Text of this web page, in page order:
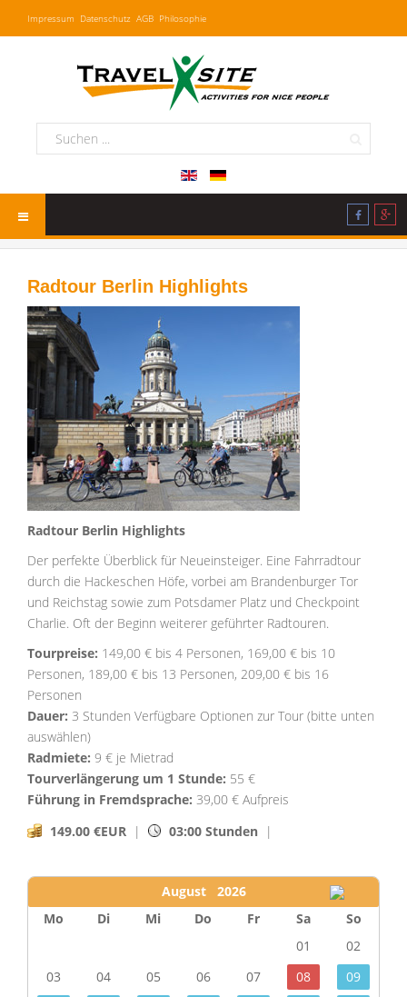
Impressum Datenschutz AGB Philosophie
Radtour Berlin Highlights
Radtour Berlin Highlights
Der perfekte Überblick für Neueinsteiger. Eine Fahrradtour
durch die Hackeschen Höfe, vorbei am Brandenburger Tor
und Reichstag sowie zum Potsdamer Platz und Checkpoint
Charlie. Oft der Beginn weiterer geführter Radtouren.
Tourpreise: 149,00 € bis 4 Personen, 169,00 € bis 10
Personen, 189,00 € bis 13 Personen, 209,00 € bis 16
Personen
Dauer: 3 Stunden Verfügbare Optionen zur Tour (bitte unten
auswählen)
Radmiete: 9 € je Mietrad
Tourverlängerung um 1 Stunde: 55 €
Führung in Fremdsprache: 39,00 € Aufpreis
149.00 €EUR | 03:00 Stunden |
August 2026
Mo
Di Mi Do Fr Sa
So
01
02
03
04 05 06 07 08
09